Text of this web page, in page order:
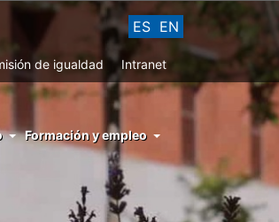
ES EN
de igualdad Intranet
Formación y empleo